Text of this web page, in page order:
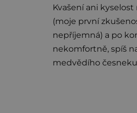
n
í
Kvašení ani
(moje první
nepříjemná) a po
nekomfortně, spíš
medvědího česneku